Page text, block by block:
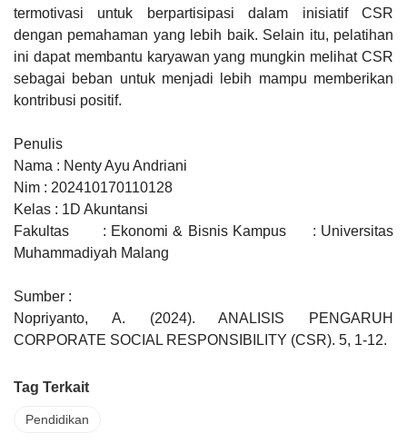
termotivasi untuk berpartisipasi dalam inisiatif CSR
dengan pemahaman yang lebih baik. Selain itu, pelatihan
ini dapat membantu karyawan yang mungkin melihat CSR
sebagai beban untuk menjadi lebih mampu memberikan
kontribusi positif.
Penulis
Nama : Nenty Ayu Andriani
Nim : 202410170110128
Kelas : 1D Akuntansi
Fakultas
: Ekonomi & Bisnis Kampus
: Universitas
Muhammadiyah Malang
Sumber :
Nopriyanto, A. (2024). ANALISIS PENGARUH
CORPORATE SOCIAL RESPONSIBILITY (CSR). 5, 1-12.
Tag Terkait
Pendidikan